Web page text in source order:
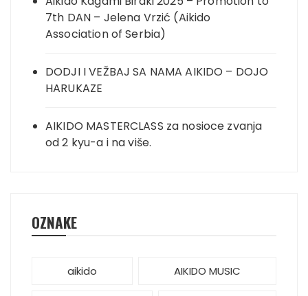
7th DAN – Jelena Vrzić (Aikido
Association of Serbia)
DODJI I VEŽBAJ SA NAMA AIKIDO – DOJO
HARUKAZE
AIKIDO MASTERCLASS za nosioce zvanja
od 2 kyu-a i na više.
OZNAKE
aikido AIKIDO MUSIC